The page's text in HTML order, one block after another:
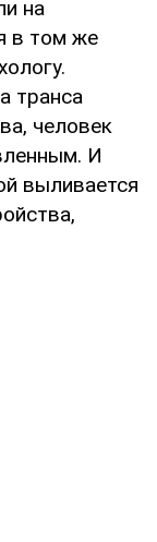
на
в том же
транса
человек
И
выливается